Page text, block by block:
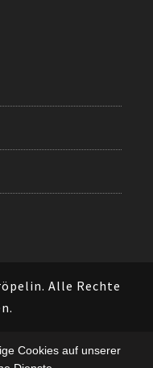
Alle Rechte
Cookies auf unserer